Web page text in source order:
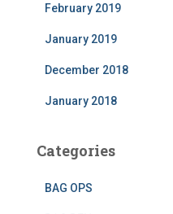
February 2019
January 2019
December 2018
January 2018
Categories
BAG OPS